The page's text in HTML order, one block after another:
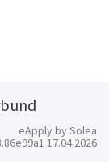
eApply by Solea
17.04.2026